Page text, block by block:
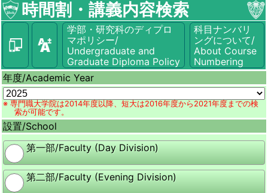
時間割・講義内容検索
学部・研究科のディプロ
マポリシー/
Undergraduate and
Graduate Diploma Policy
科目ナンバリ
ングについて/
About Course
Numbering
年度/Academic Year
※ 専門職大学院は2014年度以降、短大は2016年度から2021年度までの検
索が可能です。
設置/School
第一部/Faculty (Day Division)
第二部/Faculty (Evening Division)